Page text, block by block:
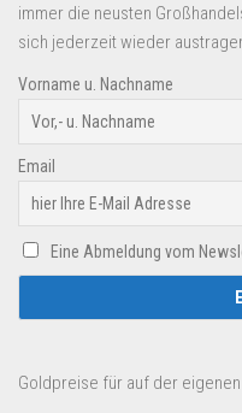
immer die neusten
sich jederzeit wieder
Vorname u. Nachname
Email
Eine Abmeldung vom
Goldpreise für auf der